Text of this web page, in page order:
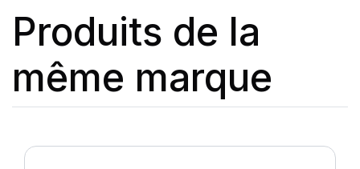
Produits de la
même marque